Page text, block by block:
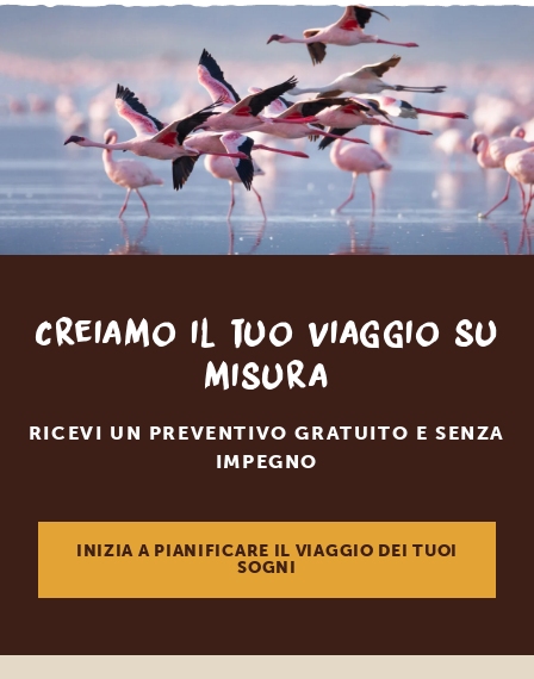
Creiamo il tuo viaggio su
misura
RICEVI UN PREVENTIVO GRATUITO E SENZA
IMPEGNO
INIZIA A PIANIFICARE IL VIAGGIO DEI TUOI
SOGNI